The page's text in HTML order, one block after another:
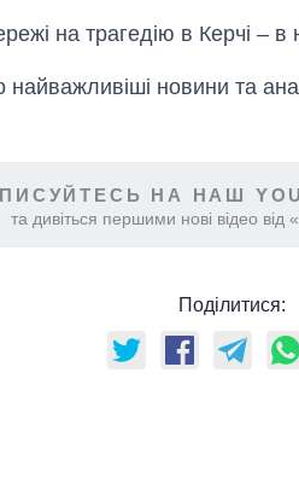
на трагедію в Керчі –
новини та
НА НАШ
та дивіться першими нові відео від
Поділитися: